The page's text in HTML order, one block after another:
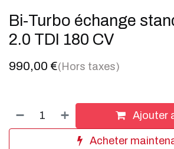
Bi-Turbo échange
2.0 TDI 180 CV
990,00 €(Hors taxes)
Ajouter
Acheter